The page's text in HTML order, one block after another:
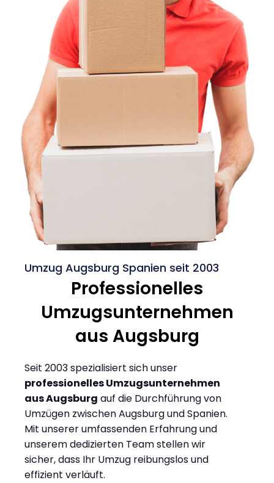
Umzug Augsburg Spanien seit 2003
Professionelles
Umzugsunternehmen
aus Augsburg
Seit 2003 spezialisiert sich unser
professionelles Umzugsunternehmen
aus Augsburg auf die Durchführung von
Umzügen zwischen Augsburg und Spanien.
Mit unserer umfassenden Erfahrung und
unserem dedizierten Team stellen wir
sicher, dass Ihr Umzug reibungslos und
effizient verläuft.